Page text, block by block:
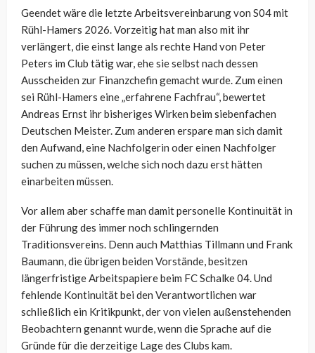
Geendet wäre die letzte Arbeitsvereinbarung von S04 mit
Rühl-Hamers 2026. Vorzeitig hat man also mit ihr
verlängert, die einst lange als rechte Hand von Peter
Peters im Club tätig war, ehe sie selbst nach dessen
Ausscheiden zur Finanzchefin gemacht wurde. Zum einen
sei Rühl-Hamers eine „erfahrene Fachfrau“, bewertet
Andreas Ernst ihr bisheriges Wirken beim siebenfachen
Deutschen Meister. Zum anderen erspare man sich damit
den Aufwand, eine Nachfolgerin oder einen Nachfolger
suchen zu müssen, welche sich noch dazu erst hätten
einarbeiten müssen.
Vor allem aber schaffe man damit personelle Kontinuität in
der Führung des immer noch schlingernden
Traditionsvereins. Denn auch Matthias Tillmann und Frank
Baumann, die übrigen beiden Vorstände, besitzen
längerfristige Arbeitspapiere beim FC Schalke 04. Und
fehlende Kontinuität bei den Verantwortlichen war
schließlich ein Kritikpunkt, der von vielen außenstehenden
Beobachtern genannt wurde, wenn die Sprache auf die
Gründe für die derzeitige Lage des Clubs kam.